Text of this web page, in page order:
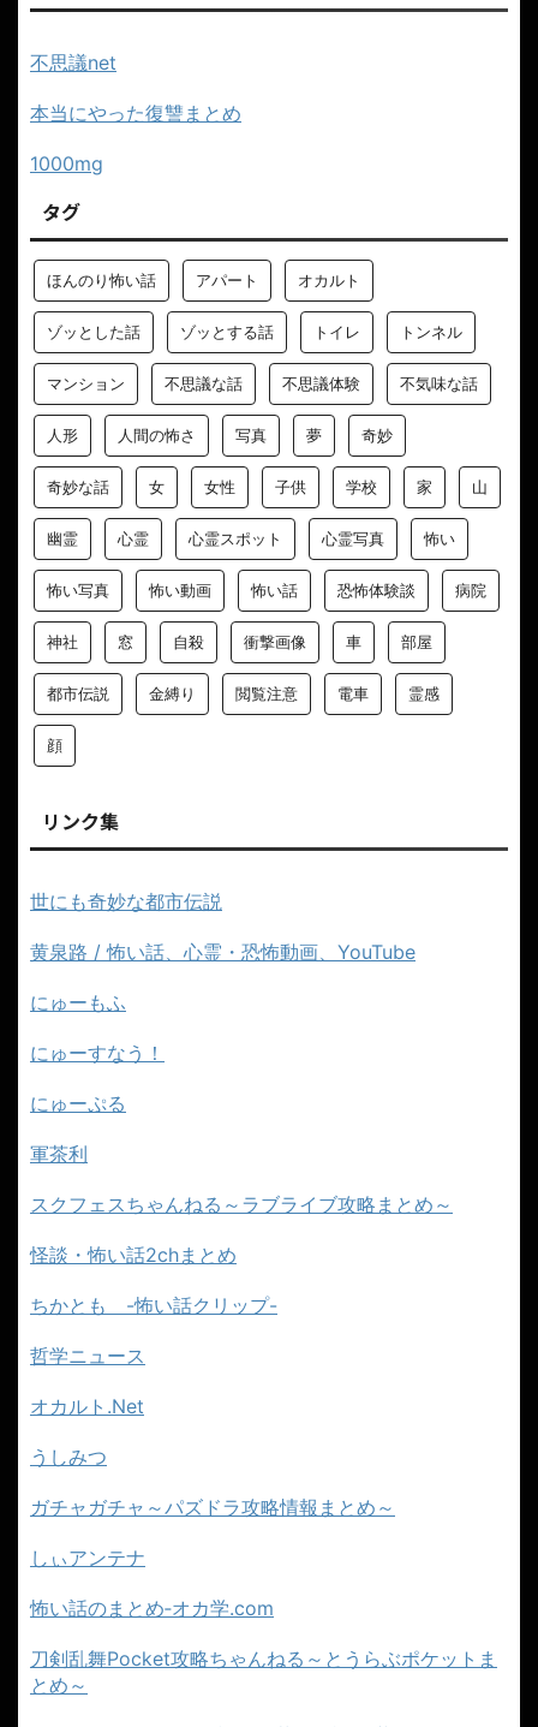
不思議net
本当にやった復讐まとめ
1000mg
タグ
ほんのり怖い話 アパート オカルト
ゾッとした話 ゾッとする話 トイレ トンネル
マンション 不思議な話 不思議体験 不気味な話
人形 人間の怖さ 写真 夢 奇妙
奇妙な話 女 女性 子供 学校 家 山
幽霊 心霊 心霊スポット 心霊写真 怖い
怖い写真 怖い動画 怖い話 恐怖体験談 病院
神社 窓 自殺 衝撃画像 車 部屋
都市伝説 金縛り 閲覧注意 電車 霊感
顔
リンク集
世にも奇妙な都市伝説
黄泉路 / 怖い話、心霊・恐怖動画、YouTube
にゅーもふ
にゅーすなう！
にゅーぷる
軍茶利
スクフェスちゃんねる～ラブライブ攻略まとめ～
怪談・怖い話2chまとめ
ちかとも -怖い話クリップ-
哲学ニュース
オカルト.Net
うしみつ
ガチャガチャ～パズドラ攻略情報まとめ～
しぃアンテナ
怖い話のまとめ‐オカ学.com
刀剣乱舞Pocket攻略ちゃんねる～とうらぶポケットま
とめ～